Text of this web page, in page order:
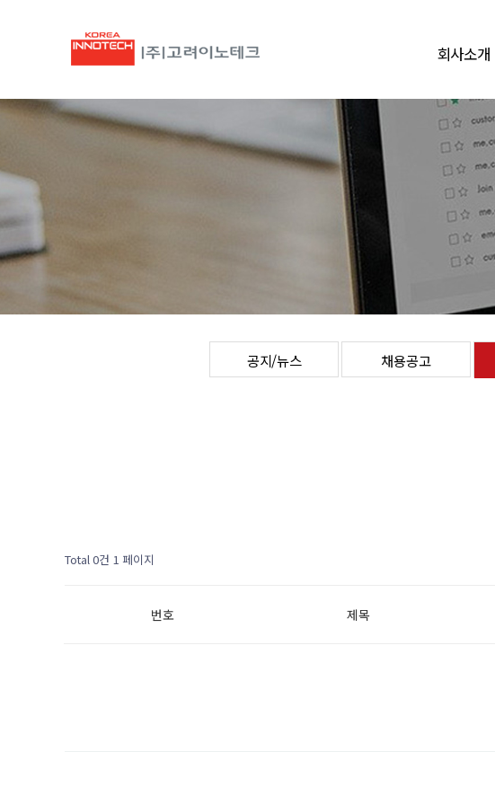
회사소개
CEO 인사말
회사개요
회사연혁
오시는길
공지/뉴스 채용공고
Total 0건 1 페이지
번호 제목